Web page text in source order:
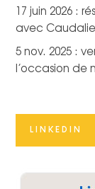
17 juin 2026 :
avec Caudalie
5 nov. 2025 :
l’occasion de
LINKEDIN